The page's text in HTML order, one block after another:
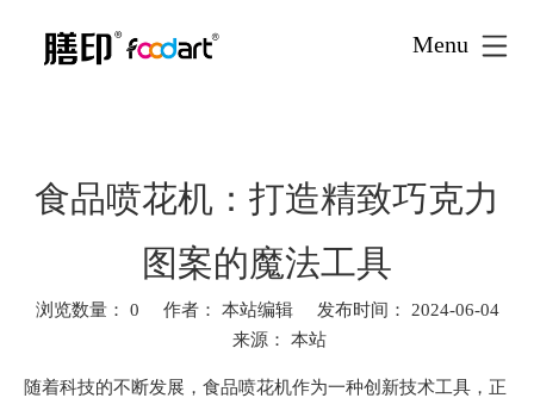
Menu
首页 新闻资讯 » 文创食品
食品喷花机：打造精致巧克
食品喷花机：打造精致巧克力
图案的魔法工具
浏览数量： 0 作者： 本站编辑 发布时间： 2024-06-04
来源： 本站
随着科技的不断发展，食品喷花机作为一种创新技术工具，正